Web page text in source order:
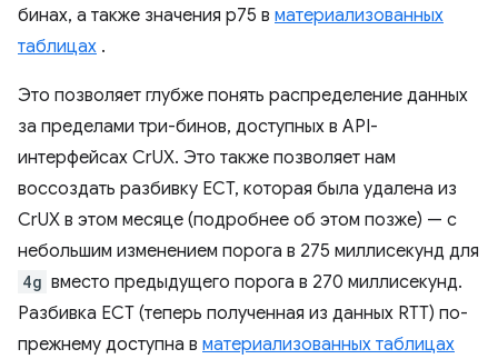
бинах, а также значения p75 в материализованных
таблицах .
Это позволяет глубже понять распределение данных
за пределами три-бинов, доступных в API-
интерфейсах CrUX. Это также позволяет нам
воссоздать разбивку ECT, которая была удалена из
CrUX в этом месяце (подробнее об этом позже) — с
небольшим изменением порога в 275 миллисекунд для
4g вместо предыдущего порога в 270 миллисекунд.
Разбивка ECT (теперь полученная из данных RTT) по-
прежнему доступна в материализованных таблицах